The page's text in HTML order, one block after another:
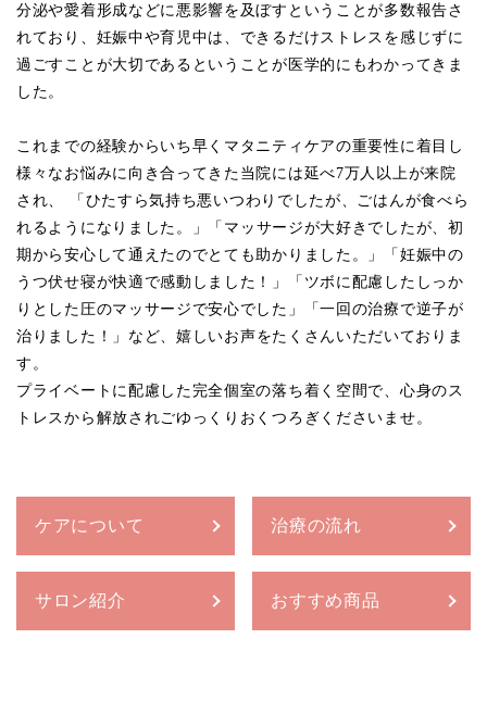
分泌や愛着形成などに悪影響を及ぼすということが多数報告さ
れており、 妊娠中や育児中は、できるだけストレスを感じずに
過ごすことが大切であるということが医学的にもわかってきま
した。
これまでの経験からいち早くマタニティケアの重要性に着目し
様々なお悩みに向き合ってきた当院には延べ7万人以上が来院
され、
「ひたすら気持ち悪いつわりでしたが、ごはんが食べら
れるようになりました。」
「マッサージが大好きでしたが、初
期から安心して通えたのでとても助かりました。」
「妊娠中の
うつ伏せ寝が快適で感動しました！」「ツボに配慮したしっか
りとした圧のマッサージで安心でした」
「一回の治療で逆子が
治りました！」など、 嬉しいお声をたくさんいただいておりま
す。
プライベートに配慮した完全個室の落ち着く空間で、心身のス
トレスから解放されごゆっくりおくつろぎくださいませ。
ケアについて 治療の流れ
サロン紹介 おすすめ商品